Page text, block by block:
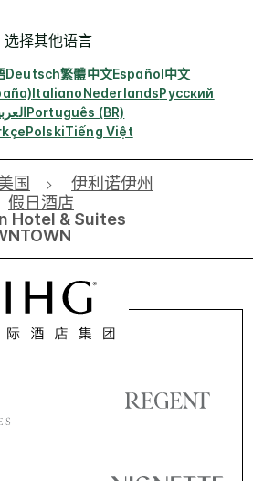
选择其他语言
Deutsch繁體中文Español中文
ItalianoNederlandsРусский
Português (BR)
PolskiTiếng Việt
国
伊利诺伊州
假日酒店
Hotel & Suites